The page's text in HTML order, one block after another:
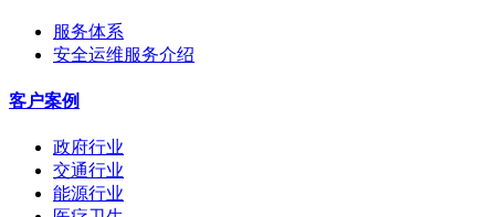
服务体系
安全运维服务介绍
客户案例
政府行业
交通行业
能源行业